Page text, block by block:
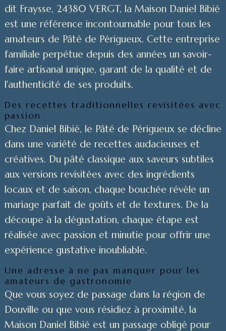
dit Fraysse, 24380 VERGT, la Maison Daniel Bibié
est une référence incontournable pour tous les
amateurs de Pâté de Périgueux. Cette entreprise
familiale perpétue depuis des années un savoir-
faire artisanal unique, garant de la qualité et de
l'authenticité de ses produits.
Des recettes traditionnelles revisitées avec
passion
Chez Daniel Bibié, le Pâté de Périgueux se décline
dans une variété de recettes audacieuses et
créatives. Du pâté classique aux saveurs subtiles
aux versions revisitées avec des ingrédients
locaux et de saison, chaque bouchée révèle un
mariage parfait de goûts et de textures. De la
découpe à la dégustation, chaque étape est
réalisée avec passion et minutie pour offrir une
expérience gustative inoubliable.
Une adresse à ne pas manquer pour les
amateurs de gastronomie
Que vous soyez de passage dans la région de
Douville ou que vous résidiez à proximité, la
Maison Daniel Bibié est un passage obligé pour